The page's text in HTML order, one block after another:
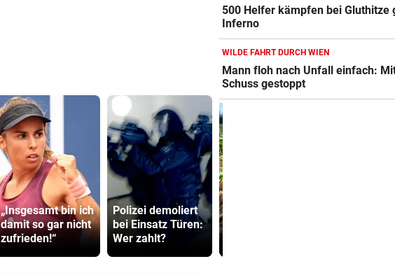
„Insgesamt bin ich
damit so gar nicht
zufrieden!“
Polizei demoliert
bei Einsatz Türen:
Wer zahlt?
500 Helfer kämpfen bei Gluthitze
Inferno
WILDE FAHRT DURCH WIEN
Mann floh nach Unfall einfach:
Schuss gestoppt